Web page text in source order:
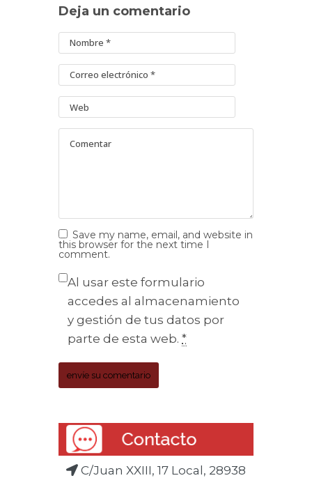
Deja un comentario
Save my name, email, and website in
this browser for the next time I
comment.
Al usar este formulario
accedes al almacenamiento
y gestión de tus datos por
parte de esta web. *
C/Juan XXIII, 17 Local, 28938